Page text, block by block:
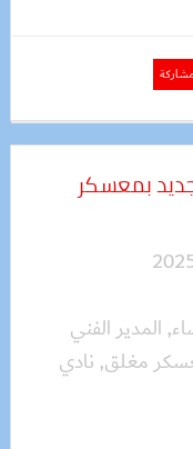
مشاركة
بمعسكر
, المدير الفني
مغلق, نادي